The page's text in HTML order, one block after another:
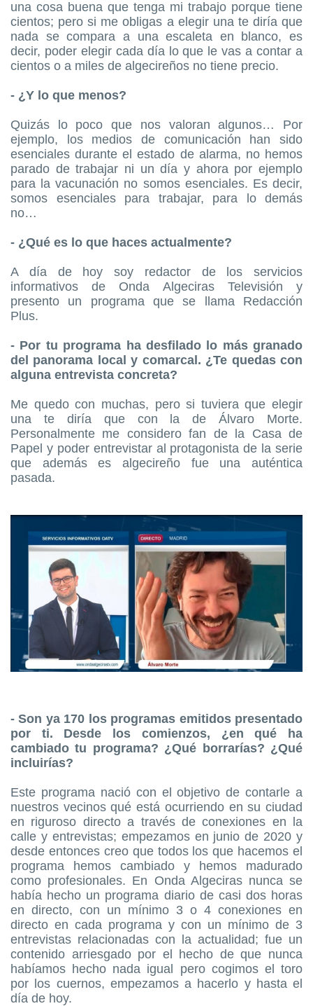
una cosa buena que tenga mi trabajo porque tiene
cientos; pero si me obligas a elegir una te diría que
nada se compara a una escaleta en blanco, es
decir, poder elegir cada día lo que le vas a contar a
cientos o a miles de algecireños no tiene precio.
- ¿Y lo que menos?
Quizás lo poco que nos valoran algunos… Por
ejemplo, los medios de comunicación han sido
esenciales durante el estado de alarma, no hemos
parado de trabajar ni un día y ahora por ejemplo
para la vacunación no somos esenciales. Es decir,
somos esenciales para trabajar, para lo demás
no…
- ¿Qué es lo que haces actualmente?
A día de hoy soy redactor de los servicios
informativos de Onda Algeciras Televisión y
presento un programa que se llama Redacción
Plus.
- Por tu programa ha desfilado lo más granado
del panorama local y comarcal . ¿Te quedas con
alguna entrevista concreta?
Me quedo con muchas, pero si tuviera que elegir
una te diría que con la de Álvaro Morte.
Personalmente me considero fan de la Casa de
Papel y poder entrevistar al protagonista de la serie
que además es algecireño fue una auténtica
pasada.
- Son ya 170 los programas emitidos presentado
por ti. Desde los comienzos, ¿en qué ha
cambiado tu programa? ¿Qué borrarías? ¿Qué
incluirías?
Este programa nació con el objetivo de contarle a
nuestros vecinos qué está ocurriendo en su ciudad
en riguroso directo a través de conexiones en la
calle y entrevistas; empezamos en junio de 2020 y
desde entonces creo que todos los que hacemos el
programa hemos cambiado y hemos madurado
como profesionales. En Onda Algeciras nunca se
había hecho un programa diario de casi dos horas
en directo, con un mínimo 3 o 4 conexiones en
directo en cada programa y con un mínimo de 3
entrevistas relacionadas con la actualidad; fue un
contenido arriesgado por el hecho de que nunca
habíamos hecho nada igual pero cogimos el toro
por los cuernos, empezamos a hacerlo y hasta el
día de hoy.